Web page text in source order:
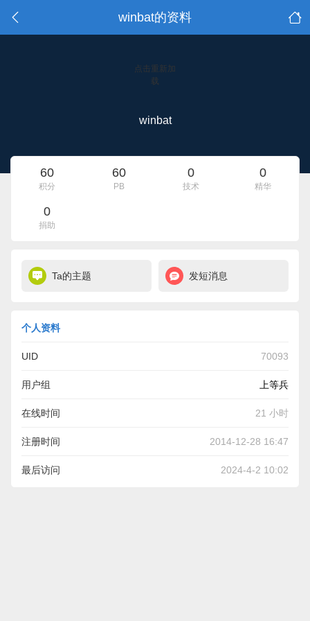
winbat的资料
点击重新加
载
winbat
60
积分
60
PB
0
技术
0
精华
0
捐助
Ta的主题 发短消息
个人资料
UID 70093
用户组 上等兵
在线时间 21 小时
注册时间 2014-12-28 16:47
最后访问 2024-4-2 10:02